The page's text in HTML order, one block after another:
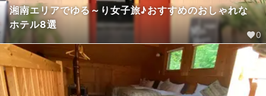
湘南エリアでゆる～り女子旅♪おすすめのおしゃれな
ホテル8選
0